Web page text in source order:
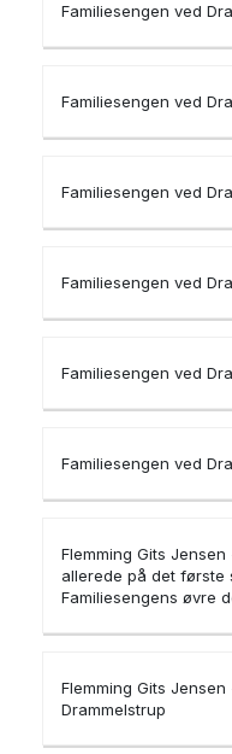
Familiesengen ved
Familiesengen ved
Familiesengen ved
Familiesengen ved
Familiesengen ved
Familiesengen ved
Flemming Gits
allerede på det første
Familiesengens øvre
Flemming Gits
Drammelstrup